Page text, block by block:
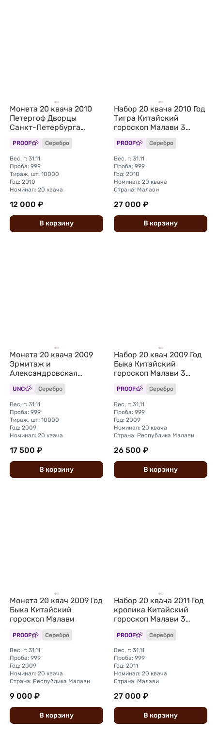
Монета 20 квача 2010
Петергоф Дворцы
Санкт-Петербурга
PROOF Серебро
Вес, г: 31,11
Проба: 999
Тираж, шт: 10000
Год: 2010
Номинал: 20 квача
12 000 ₽
В корзину
Набор 20 квача 2010 Год
Тигра Китайский
гороскоп Малави 3
PROOF Серебро
Вес, г: 31,11
Проба: 999
Год: 2010
Номинал: 20 квача
Страна: Малави
27 000 ₽
В корзину
Монета 20 квача 2009
Эрмитаж и
Александровская
колонна Сокровища
Санкт-Петербурга
Малави
UNC Серебро
Вес, г: 31,11
Проба: 999
Тираж, шт: 10000
Год: 2009
Номинал: 20 квача
17 500 ₽
В корзину
Набор 20 квач 2009 Год
Быка Китайский
гороскоп Малави 3
PROOF Серебро
Вес, г: 31,11
Проба: 999
Год: 2009
Номинал: 20 квача
Страна: Республика Малави
26 500 ₽
В корзину
Монета 20 квач 2009 Год
Быка Китайский
гороскоп Малави
PROOF Серебро
Вес, г: 31,11
Проба: 999
Год: 2009
Номинал: 20 квача
Страна: Республика Малави
9 000 ₽
В корзину
Набор 20 квача 2011 Год
кролика Китайский
гороскоп Малави 3
PROOF Серебро
Вес, г: 31,11
Проба: 999
Год: 2011
Номинал: 20 квача
Страна: Малави
27 000 ₽
В корзину